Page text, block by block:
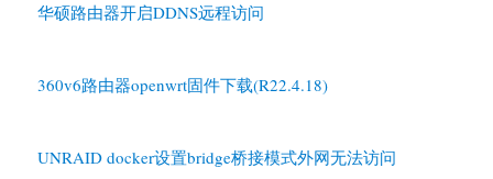
华硕路由器开启DDNS远程访问
360v6路由器openwrt固件下载(R22.4.18)
UNRAID docker设置bridge桥接模式外网无法访问